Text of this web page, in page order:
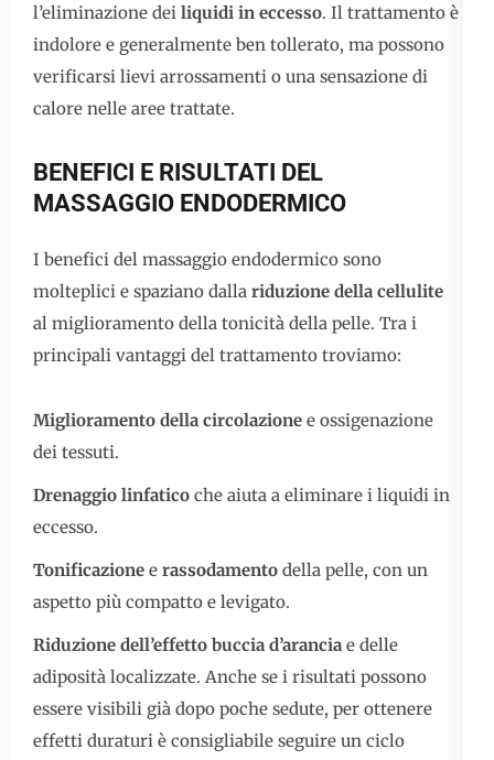
l’eliminazione dei liquidi in eccesso. Il trattamento è
indolore e generalmente ben tollerato, ma possono
verificarsi lievi arrossamenti o una sensazione di
calore nelle aree trattate.
BENEFICI E RISULTATI DEL
MASSAGGIO ENDODERMICO
I benefici del massaggio endodermico sono
molteplici e spaziano dalla riduzione della cellulite
al miglioramento della tonicità della pelle. Tra i
principali vantaggi del trattamento troviamo:
Miglioramento della circolazione e ossigenazione
dei tessuti.
Drenaggio linfatico che aiuta a eliminare i liquidi in
eccesso.
Tonificazione e rassodamento della pelle, con un
aspetto più compatto e levigato.
Riduzione dell’effetto buccia d’arancia e delle
adiposità localizzate. Anche se i risultati possono
essere visibili già dopo poche sedute, per ottenere
effetti duraturi è consigliabile seguire un ciclo